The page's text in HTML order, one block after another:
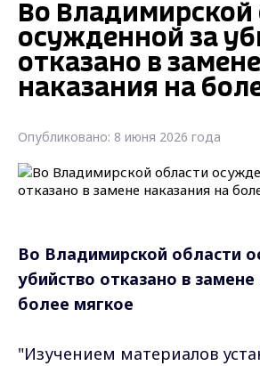
Во Владимирской
осужденной за
отказано в замене
наказания на
Опубликовано: 8 июня 2026 года
Во Владимирской области
убийство отказано в замене
более мягкое
"Изучением материалов